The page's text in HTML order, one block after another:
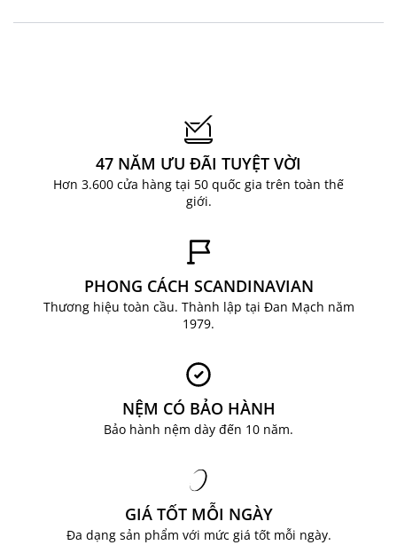
cùng các sản phẩm khác làm điểm nhấn cho
Bàn cafe DOKKEDAL là sản phẩm của JYSK –
thương hiệu cung cấp giải pháp trang trí và nội
thất phong cách Bắc Âu đến từ Đan Mạch. Ngoài
phẩm với đa dạng chủng loại, chất liệu, mẫu mã
cho bạn lựa chọn. Với hệ thống chuỗi cửa hàng
cùng kênh bán hàng online vận hành ổn định,
đội ngũ chăm sóc khách hàng chuyên nghiệp,
47 NĂM ƯU ĐÃI TUYỆT VỜI
Hơn 3.600 cửa hàng tại 50 quốc gia trên toàn thế
giới.
PHONG CÁCH SCANDINAVIAN
Thương hiệu toàn cầu. Thành lập tại Đan Mạch năm
1979.
NỆM CÓ BẢO HÀNH
Bảo hành nệm dày đến 10 năm.
GIÁ TỐT MỖI NGÀY
Đa dạng sản phẩm với mức giá tốt mỗi ngày.